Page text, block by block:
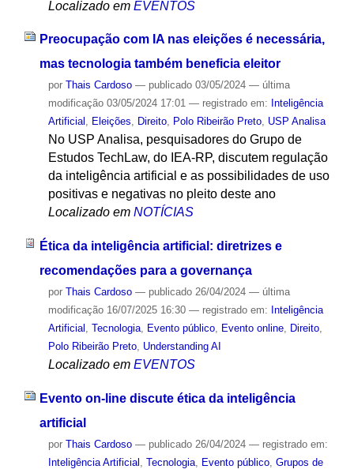
Localizado em EVENTOS
Preocupação com IA nas eleições é necessária,
mas tecnologia também beneficia eleitor
por Thais Cardoso — publicado03/05/2024 — última
modificação03/05/2024 17:01 — registrado em: Inteligência
Artificial , Eleições, Direito, Polo Ribeirão Preto, USP Analisa
No USP Analisa, pesquisadores do Grupo de
Estudos TechLaw, do IEA-RP, discutem regulação
da inteligência artificial e as possibilidades de uso
positivas e negativas no pleito deste ano
Localizado em NOTÍCIAS
Ética da inteligência artificial: diretrizes e
recomendações para a governança
por Thais Cardoso — publicado26/04/2024 — última
modificação16/07/2025 16:30 — registrado em: Inteligência
Artificial , Tecnologia, Evento público, Evento online, Direito,
Polo Ribeirão Preto, Understanding AI
Localizado em EVENTOS
Evento on-line discute ética da inteligência
artificial
por Thais Cardoso — publicado26/04/2024 — registrado em:
Inteligência Artificial Tecnologia, Evento público, Grupos de